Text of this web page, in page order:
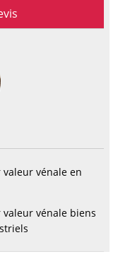
vénale en
vénale biens